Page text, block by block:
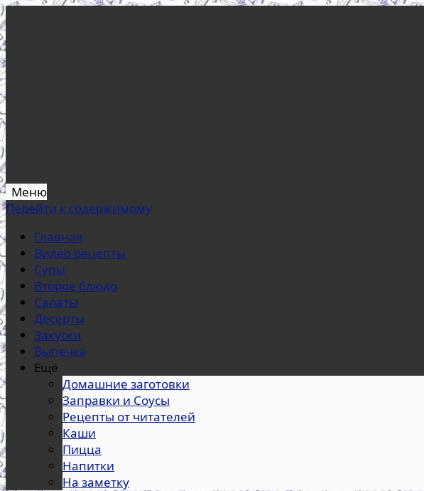
Меню
Перейти к содержимому
Главная
Видео рецепты
Супы
Второе блюдо
Салаты
Десерты
Закуски
Выпечка
Ещё
Домашние заготовки
Заправки и Соусы
Рецепты от читателей
Каши
Пицца
Напитки
На заметку